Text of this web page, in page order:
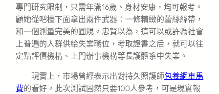
專門研究限制，只需年滿16歲、身材安康，均可報考。
顧她從吧檯下面拿出兩件武器：一條精緻的蕾絲絲帶，
和一個測量完美的圓規。忠賢以為，這可以或許為社會
上普遍的人群供給失業職位，考取證書之后，就可以往
定點評價機構、上門辦事機構等長護體系中失業。
現實上，市場曾經表示出對持久照護師包養網車馬
費的看好。此次測試固然只要100人參考，可是現實報